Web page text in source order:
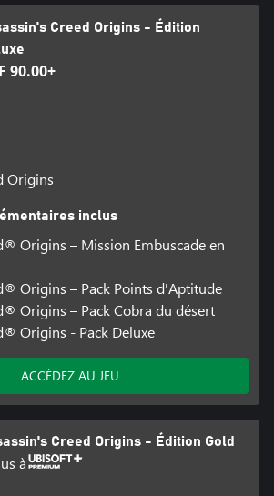
Creed Origins - Édition
90.00+
Origins
inclus
Origins – Mission Embuscade en
Origins – Pack Points d'Aptitude
Origins – Pack Cobra du désert
Origins - Pack Deluxe
ACCÉDEZ AU JEU
Creed Origins - Édition Gold
à